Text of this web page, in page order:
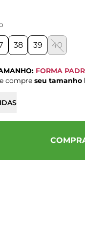
38 39 40
FORMA
compre seu tamanho